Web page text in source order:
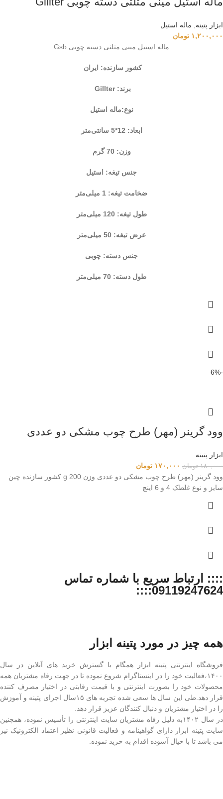
ابزار پتینه
ماله استیل
۱,۲۰۰,۰۰۰ تومان
ماله استیل مینی مثلثی دسته چوبی Gsb
کشور سازنده: ایران
برند: Gillter
نوع:ماله استیل
ابعاد: 12*5 سانتی‌متر
وزن: 70 گرم
جنس تیغه: استیل
ضخامت تیغه: 1 میلی‌متر
طول تیغه: 120 میلی‌متر
عرض تیغه: 50 میلی‌متر
جنس دسته: چوبی
طول دسته: 70 میلی‌متر
-6%
وود گرینر (مهر) طرح چوب مشکی دو عددی
ابزار پتینه
۱۸۰,۰۰۰ تومان ۱۷۰,۰۰۰ تومان
وود گرینر (مهر) طرح چوب مشکی دو عددی وزن 200 g کشور سازنده چین
سایز و نوع غلطک 4 و 6 اینچ
:::: ارتباط سریع با شماره تماس
09119247624::::
همه چیز در مورد پتینه ابزار
فروشگاه اینترنتی پتینه ابزار همگام با گسترش خرید های آنلاین در سال
۱۴۰۰،فعالیت خود را در اینستاگرام شروع نموده تا در جهت رفاه مشتریان همه
محصولات خود را بصورت اینترنتی و با قیمت رقابتی در اختیار مصرف کننده
قرار دهد.طی این سال ها سعی شده تجربه های ۱۵سال اجرای پتینه و آموزش
را در اختیار مشتریان و دنبال کنندگان عزیز قرار دهد.
در سال ۱۴۰۲به دلیل رفاه مشتریان سایت اینترنتی را تأسیس نموده، همچنین
سایت پتینه ابزار دارای گواهینامه و فعالیت قانونی نظیر اعتماد الکترونیک نیز
می باشد تا با خیال آسوده اقدام به خرید نموده.